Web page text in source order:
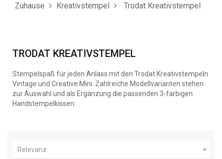
Zuhause Kreativstempel Trodat Kreativstempel
TRODAT KREATIVSTEMPEL
Stempelspaß für jeden Anlass mit den Trodat Kreativstempeln
Vintage und Creative Mini. Zahlreiche Modellvarianten stehen
zur Auswahl und als Ergänzung die passenden 3-farbigen
Handstempelkissen.
Relevanz 